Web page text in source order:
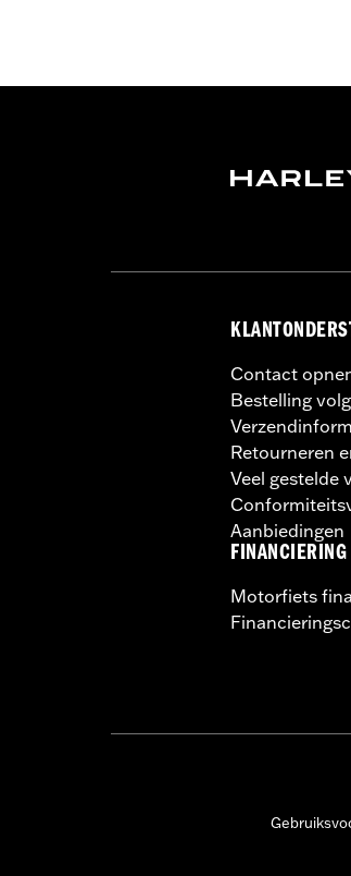
Kleur verlichting:
Het
Contact
Bestelling
Retourneren
Veel gestelde
Aanbiedingen
FINANCIERING
Motorfiets